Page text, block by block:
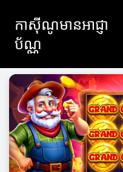
កាស៊ីណូមានអាជ្ញា
ប័ណ្ណ